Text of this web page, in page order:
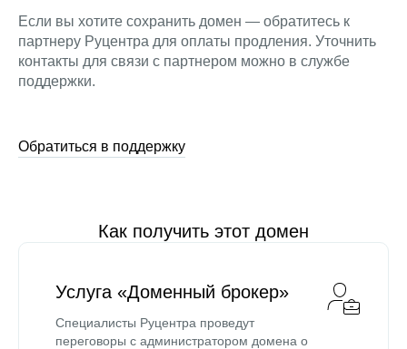
Если вы хотите сохранить домен — обратитесь к
партнеру Руцентра для оплаты продления. Уточнить
контакты для связи с партнером можно в службе
поддержки.
Обратиться в поддержку
Как получить этот домен
Услуга «Доменный брокер»
Специалисты Руцентра проведут
переговоры с администратором домена о